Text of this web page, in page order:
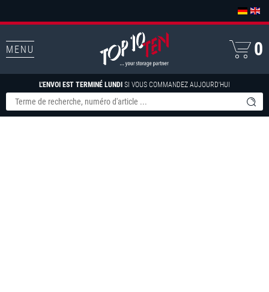
MENU
L'ENVOI EST TERMINÉ LUNDI SI VOUS COMMANDEZ AUJOURD'HUI
0